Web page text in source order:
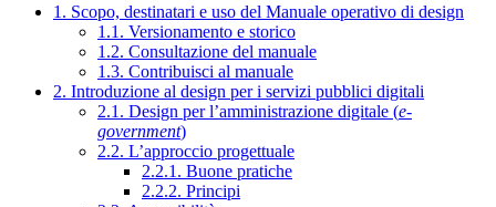
1. Scopo, destinatari e uso del Manuale operativo di design
1.1. Versionamento e storico
1.2. Consultazione del manuale
1.3. Contribuisci al manuale
2. Introduzione al design per i servizi pubblici digitali
2.1. Design per l’amministrazione digitale (e-
government)
2.2. L’approccio progettuale
2.2.1. Buone pratiche
2.2.2. Principi